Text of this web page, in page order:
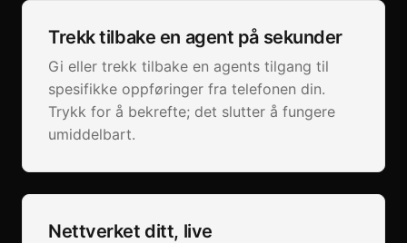
Trekk tilbake en agent på sekunder
Gi eller trekk tilbake en agents tilgang til
spesifikke oppføringer fra telefonen din.
Trykk for å bekrefte; det slutter å fungere
umiddelbart.
Nettverket ditt, live